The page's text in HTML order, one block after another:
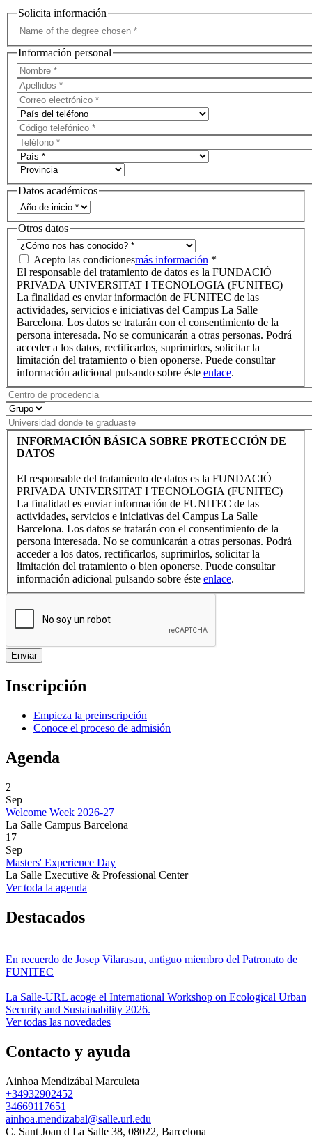
Solicita información
Información personal
Datos académicos
Otros datos
Acepto las condicionesmás información *
El responsable del tratamiento de datos es la FUNDACIÓ
PRIVADA UNIVERSITAT I TECNOLOGIA (FUNITEC)
La finalidad es enviar información de FUNITEC de las
actividades, servicios e iniciativas del Campus La Salle
Barcelona. Los datos se tratarán con el consentimiento de la
persona interesada. No se comunicarán a otras personas. Podrá
acceder a los datos, rectificarlos, suprimirlos, solicitar la
limitación del tratamiento o bien oponerse. Puede consultar
información adicional pulsando sobre éste enlace.
INFORMACIÓN BÁSICA SOBRE PROTECCIÓN DE
DATOS
El responsable del tratamiento de datos es la FUNDACIÓ
PRIVADA UNIVERSITAT I TECNOLOGIA (FUNITEC)
La finalidad es enviar información de FUNITEC de las
actividades, servicios e iniciativas del Campus La Salle
Barcelona. Los datos se tratarán con el consentimiento de la
persona interesada. No se comunicarán a otras personas. Podrá
acceder a los datos, rectificarlos, suprimirlos, solicitar la
limitación del tratamiento o bien oponerse. Puede consultar
información adicional pulsando sobre éste enlace.
Inscripción
Empieza la preinscripción
Conoce el proceso de admisión
Agenda
2
Sep
Welcome Week 2026-27
La Salle Campus Barcelona
17
Sep
Masters' Experience Day
La Salle Executive & Professional Center
Ver toda la agenda
Destacados
En recuerdo de Josep Vilarasau, antiguo miembro del Patronato de
FUNITEC
La Salle-URL acoge el International Workshop on Ecological Urban
Security and Sustainability 2026.
Ver todas las novedades
Contacto y ayuda
Ainhoa Mendizábal Marculeta
+34932902452
34669117651
ainhoa.mendizabal@salle.url.edu
C. Sant Joan d La Salle 38, 08022, Barcelona